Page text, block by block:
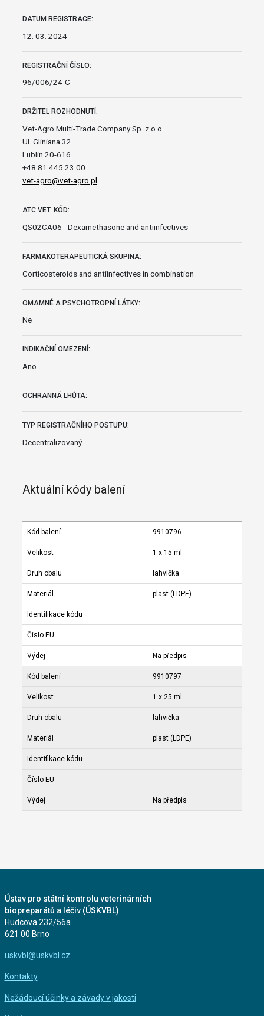
DATUM REGISTRACE:
12. 03. 2024
REGISTRAČNÍ ČÍSLO:
96/006/24-C
DRŽITEL ROZHODNUTÍ:
Vet-Agro Multi-Trade Company Sp. z o.o.
Ul. Gliniana 32
Lublin 20-616
+48 81 445 23 00
vet-agro@vet-agro.pl
ATC VET. KÓD:
QS02CA06 - Dexamethasone and antiinfectives
FARMAKOTERAPEUTICKÁ SKUPINA:
Corticosteroids and antiinfectives in combination
OMAMNÉ A PSYCHOTROPNÍ LÁTKY:
Ne
INDIKAČNÍ OMEZENÍ:
Ano
OCHRANNÁ LHŮTA:
TYP REGISTRAČNÍHO POSTUPU:
Decentralizovaný
Aktuální kódy balení
Kód balení 9910796
Velikost 1 x 15 ml
Druh obalu lahvička
Materiál plast (LDPE)
Identifikace kódu
Číslo EU
Výdej Na předpis
Kód balení 9910797
Velikost 1 x 25 ml
Druh obalu lahvička
Materiál plast (LDPE)
Identifikace kódu
Číslo EU
Výdej Na předpis
Ústav pro státní kontrolu veterinárních
biopreparátů a léčiv (ÚSKVBL)
Hudcova 232/56a
621 00 Brno
uskvbl@uskvbl.cz
Kontakty
Nežádoucí účinky a závady v jakosti